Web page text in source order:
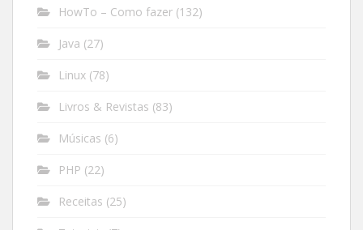
HowTo – Como fazer (132)
Java (27)
Linux (78)
Livros & Revistas (83)
Músicas (6)
PHP (22)
Receitas (25)